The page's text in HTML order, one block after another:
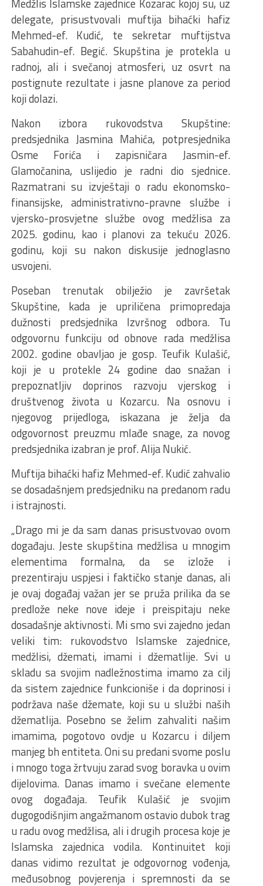
Medžlis Islamske zajednice Kozarac kojoj su, uz
delegate, prisustvovali muftija bihaćki hafiz
Mehmed-ef. Kudić, te sekretar muftijstva
Sabahudin-ef. Begić. Skupština je protekla u
radnoj, ali i svečanoj atmosferi, uz osvrt na
postignute rezultate i jasne planove za period
koji dolazi.
Nakon izbora rukovodstva Skupštine:
predsjednika Jasmina Mahića, potpresjednika
Osme Forića i zapisničara Jasmin-ef.
Glamočanina, uslijedio je radni dio sjednice.
Razmatrani su izvještaji o radu ekonomsko-
finansijske, administrativno-pravne službe i
vjersko-prosvjetne službe ovog medžlisa za
2025. godinu, kao i planovi za tekuću 2026.
godinu, koji su nakon diskusije jednoglasno
usvojeni.
Poseban trenutak obilježio je završetak
Skupštine, kada je upriličena primopredaja
dužnosti predsjednika Izvršnog odbora. Tu
odgovornu funkciju od obnove rada medžlisa
2002. godine obavljao je gosp. Teufik Kulašić,
koji je u protekle 24 godine dao snažan i
prepoznatljiv doprinos razvoju vjerskog i
društvenog života u Kozarcu. Na osnovu i
njegovog prijedloga, iskazana je želja da
odgovornost preuzmu mlađe snage, za novog
predsjednika izabran je prof. Alija Nukić.
Muftija bihaćki hafiz Mehmed-ef. Kudić zahvalio
se dosadašnjem predsjedniku na predanom radu
i istrajnosti.
„Drago mi je da sam danas prisustvovao ovom
događaju. Jeste skupština medžlisa u mnogim
elementima formalna, da se izlože i
prezentiraju uspjesi i faktičko stanje danas, ali
je ovaj događaj važan jer se pruža prilika da se
predlože neke nove ideje i preispitaju neke
dosadašnje aktivnosti. Mi smo svi zajedno jedan
veliki tim: rukovodstvo Islamske zajednice,
medžlisi, džemati, imami i džematlije. Svi u
skladu sa svojim nadležnostima imamo za cilj
da sistem zajednice funkcioniše i da doprinosi i
podržava naše džemate, koji su u službi naših
džematlija. Posebno se želim zahvaliti našim
imamima, pogotovo ovdje u Kozarcu i diljem
manjeg bh entiteta. Oni su predani svome poslu
i mnogo toga žrtvuju zarad svog boravka u ovim
dijelovima. Danas imamo i svečane elemente
ovog događaja. Teufik Kulašić je svojim
dugogodišnjim angažmanom ostavio dubok trag
u radu ovog medžlisa, ali i drugih procesa koje je
Islamska zajednica vodila. Kontinuitet koji
danas vidimo rezultat je odgovornog vođenja,
međusobnog povjerenja i spremnosti da se